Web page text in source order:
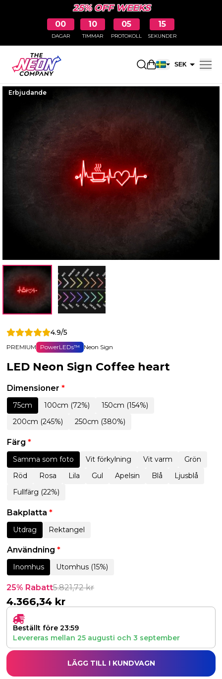
25% OFF WEEKS
00
DAGAR
10
TIMMAR
05
PROTOKOLL
14
SEKUNDER
ÖppnaSEK
Erbjudande
4.9/5
PREMIUM PowerLEDs™ Neon Sign
LED Neon Sign Coffee heart
Dimensioner *
75cm 100cm (72%)
150cm (154%)
200cm (245%)
250cm (380%)
Färg *
Samma som foto Vit förkylning Vit varm
Grön
Röd
Rosa Lila Gul Apelsin Blå
Ljusblå
Fullfärg (22%)
Bakplatta *
Utdrag Rektangel
Användning *
Inomhus Utomhus (15%)
25% Rabatt5.821,72kr
4.366,34 kr
Beställt före 23:59
Levereras mellan 25 augusti och 3 september
LÄGG TILL I KUNDVAGN